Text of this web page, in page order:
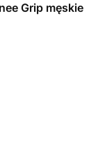
Grip męskie